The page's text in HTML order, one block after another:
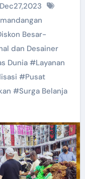
Dec27,2023
Besar-
dan Desainer
Dunia#Layanan
#Pusat
#Surga Belanja